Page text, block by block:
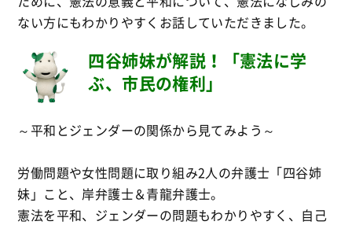
ない方にもわかりやすくお話していただきました。
四谷姉妹が解説！「憲法に学
ぶ、市民の権利」
～平和とジェンダーの関係から見てみよう～
労働問題や女性問題に取り組み2人の弁護士「四谷姉
妹」こと、岸弁護士＆青龍弁護士。
憲法を平和、ジェンダーの問題もわかりやすく、自己